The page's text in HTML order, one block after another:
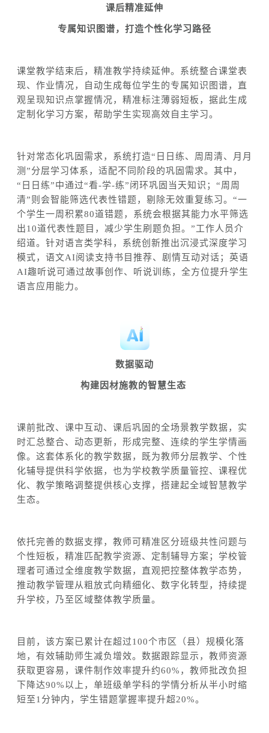
课后精准延伸
专属知识图谱， 打造个性化学习路径
课堂教学结束后，精准教学持续延伸。系统整合课堂表
现、作业情况，自动生成每位学生的专属知识图谱，直
观呈现知识点掌握情况， 精准标注薄弱短板，据此生成
定制化学习方案， 帮助学生实现高效自主学习。
针对常态化巩固需求， 系统打造“日日练、周周清、月月
测”分层学习体系，适配不同阶段的巩固需求。 其中，
“ 日日练”中通过“看-学-练”闭环巩固当天知识；“周周
清”则会智能筛选代表性错题，剔除无效重复练习。“一
个学生一周积累80道错题，系统会根据其能力水平筛选
出10道代表性题目 ，减少学生刷题负担。”工作人员介
绍道。 针对语言类学科， 系统创新推出沉浸式深度学习
模式，语文AI阅读支持书目推荐、剧情互动对话；英语
AI趣听说可通过故事创作、听说训练，全方位提升学生
语言应用能力。
数据驱动
构建因材施教的智慧生态
课前批改、课中互动、课后巩固的全场景教学数据，实
时汇总整合、动态更新，形成完整、 连续的学生学情画
像。 这套体系化的教学数据，既为教师分层教学、个性
化辅导提供科学依据，也为学校教学质量管控、课程优
化、教学策略调整提供核心支撑，搭建起全域智慧教学
生态。
依托完善的数据支撑，教师可精准区分班级共性问题与
个性短板，精准匹配教学资源、定制辅导方案；学校管
理者可通过全维度教学数据，直观把控整体教学态势，
推动教学管理从粗放式向精细化、数字化转型，持续提
升学校， 乃至 区域整体教学质量。
目前，该方案已累计在超过100个市区（县）规模化落
地，有效辅助师生减负增效。数据跟踪显示，教师资源
获取更容易，课件制作效率提升约60%，教师批改负担
下降达90%以上，单班级单学科的学情分析从半小时缩
短至1分钟内，学生错题掌握率提升超20%。